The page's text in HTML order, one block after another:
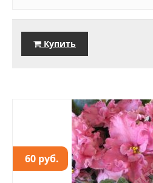
Купить
60 руб.